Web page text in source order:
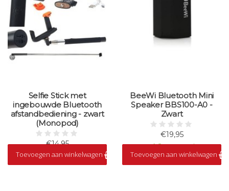
Selfie Stick met
ingebouwde Bluetooth
afstandbediening - zwart
(Monopod)
€14,95
Op voorraad
Toevoegen aan winkelwagen
BeeWi Bluetooth Mini
Speaker BBS100-A0 -
Zwart
€19,95
Op voorraad
Toevoegen aan winkelwagen